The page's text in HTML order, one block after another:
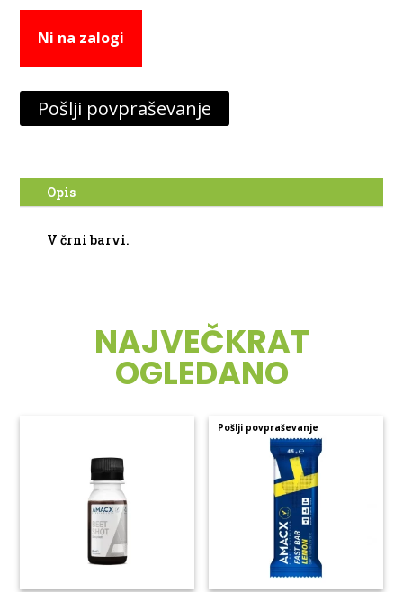
Ni na zalogi
Pošlji povpraševanje
Opis
V črni barvi.
NAJVEČKRAT
OGLEDANO
Pošlji povpraševanje